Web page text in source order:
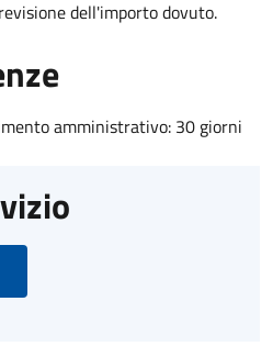
dell'importo dovuto.
amministrativo: 30 giorni